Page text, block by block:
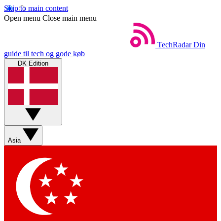
Skip to main content
Open menu Close main menu
TechRadar Din
guide til tech og gode køb
DK Edition
Asia